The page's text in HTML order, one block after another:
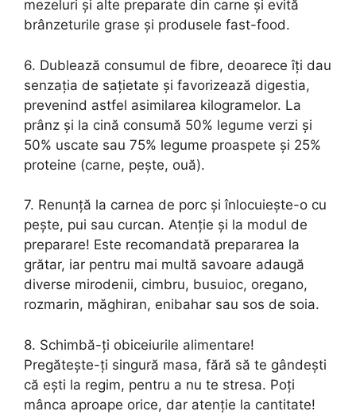
mezeluri şi alte preparate din carne şi evită
brânzeturile grase şi produsele fast-food.
6. Dublează consumul de fibre, deoarece îţi dau
senzaţia de saţietate şi favorizează digestia,
prevenind astfel asimilarea kilogramelor. La
prânz şi la cină consumă 50% legume verzi şi
50% uscate sau 75% legume proaspete şi 25%
proteine (carne, peşte, ouă).
7. Renunţă la carnea de porc şi înlocuieşte-o cu
peşte, pui sau curcan. Atenţie şi la modul de
preparare! Este recomandată prepararea la
grătar, iar pentru mai multă savoare adaugă
diverse mirodenii, cimbru, busuioc, oregano,
rozmarin, măghiran, enibahar sau sos de soia.
8. Schimbă-ţi obiceiurile alimentare!
Pregăteşte-ţi singură masa, fără să te gândeşti
că eşti la regim, pentru a nu te stresa. Poţi
mânca aproape orice, dar atenţie la cantitate!